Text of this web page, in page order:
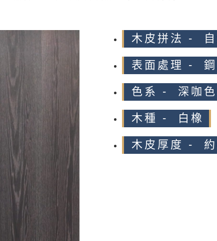
木皮拼法 - 自
表面處理 - 鋼
色系 - 深咖色
木種 - 白橡
木皮厚度 -